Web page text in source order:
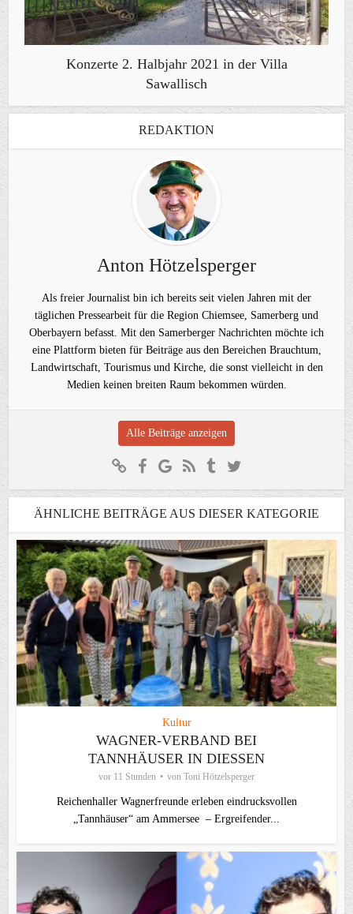
Konzerte 2. Halbjahr 2021 in der Villa
Sawallisch
REDAKTION
Anton Hötzelsperger
Als freier Journalist bin ich bereits seit vielen Jahren mit der
täglichen Pressearbeit für die Region Chiemsee, Samerberg und
Oberbayern befasst. Mit den Samerberger Nachrichten möchte ich
eine Plattform bieten für Beiträge aus den Bereichen Brauchtum,
Landwirtschaft, Tourismus und Kirche, die sonst vielleicht in den
Medien keinen breiten Raum bekommen würden.
Alle Beiträge anzeigen
ÄHNLICHE BEITRÄGE AUS DIESER KATEGORIE
Kultur
WAGNER-VERBAND BEI
TANNHÄUSER IN DIESSEN
vor 11 Stunden von Toni Hötzelsperger
Reichenhaller Wagnerfreunde erleben eindrucksvollen
„Tannhäuser“ am Ammersee – Ergreifender...